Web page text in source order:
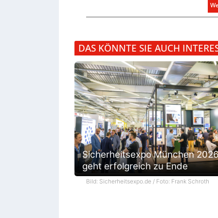
DAS KÖNNTE SIE AUCH
Sicherheitsexpo München
geht erfolgreich zu Ende
Bild: Sicherheitsexpo.de / Foto: Frank Schroth